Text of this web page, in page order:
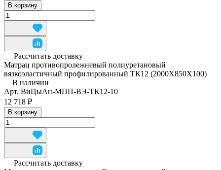
В корзину
Рассчитать доставку
Матрац противопролежневый полиуретановый
вязкоэластичный профилированный ТК12 (2000Х850Х100)
В наличии
Арт. ВиЦыАн-МПП-ВЭ-ТК12-10
12 718 ₽
В корзину
Рассчитать доставку